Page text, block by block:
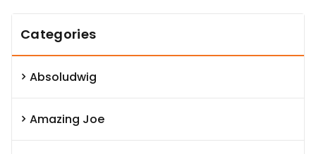
Categories
Absoludwig
Amazing Joe